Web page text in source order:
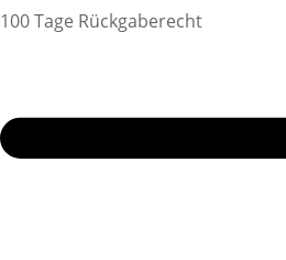
100 Tage Rückgaberecht